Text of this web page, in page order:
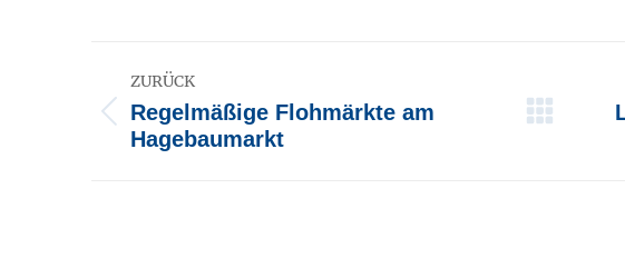
Kommentarnavigation
ZURÜCK
Vorheriger
Beitrag:
Regelmäßige Flohmärkte am
Hagebaumarkt